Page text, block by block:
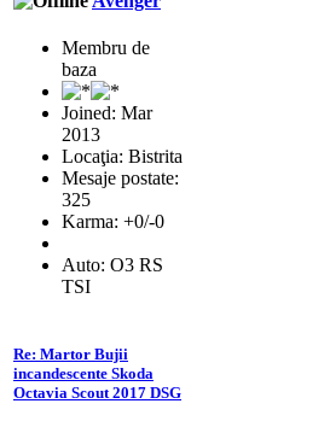
Membru de
baza
Joined: Mar
2013
Locaţia: Bistrita
Mesaje postate:
325
Karma: +0/-0
Auto: O3 RS
TSI
Re: Martor Bujii
incandescente Skoda
Octavia Scout 2017 DSG